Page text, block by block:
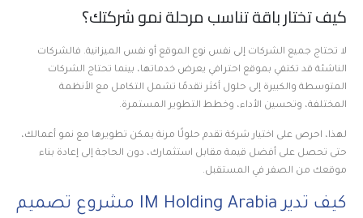
كيف تختار باقة تناسب مرحلة نمو شركتك؟
لا تحتاج جميع الشركات إلى نفس نوع الموقع أو نفس الميزانية. فالشركات
الناشئة قد تكتفي بموقع احترافي يعرض خدماتها، بينما تحتاج الشركات
المتوسطة والكبيرة إلى حلول أكثر تقدمًا تشمل التكامل مع الأنظمة
المختلفة، وتحسين الأداء، وخطط التطوير المستمرة.
لهذا، احرص على اختيار شركة تقدم حلولًا مرنة يمكن تطويرها مع نمو أعمالك،
حتى تحصل على أفضل قيمة مقابل استثمارك، دون الحاجة إلى إعادة بناء
موقعك من الصفر في المستقبل.
كيف تدير IM Holding Arabia مشروع تصميم